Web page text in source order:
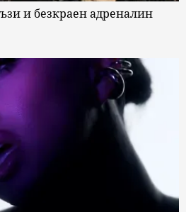
и безкраен адреналин